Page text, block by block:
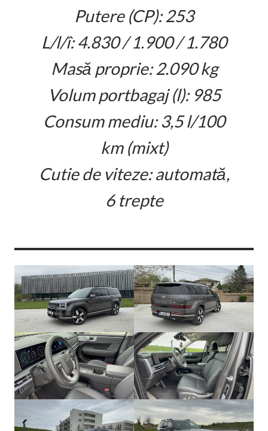
Putere (CP): 253
L/l/î: 4.830 / 1.900 / 1.780
Masă proprie: 2.090 kg
Volum portbagaj (l): 985
Consum mediu: 3,5 l/100
km (mixt)
Cutie de viteze: automată,
6 trepte